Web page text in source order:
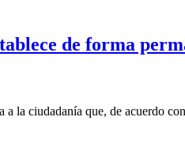
de forma
ciudadanía que, de acuerdo